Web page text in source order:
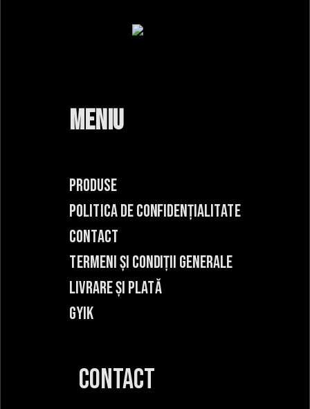
MENIU
PRODUSE
POLITICA DE CONFIDENȚIALITATE
CONTACT
TERMENI ȘI CONDIȚII GENERALE
LIVRARE ȘI PLATĂ
GYIK
CONTACT